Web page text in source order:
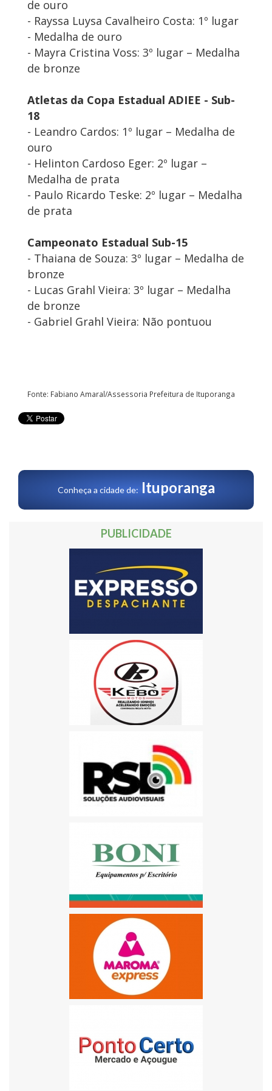
de ouro
- Rayssa Luysa Cavalheiro Costa: 1º lugar
- Medalha de ouro
- Mayra Cristina Voss: 3º lugar – Medalha
de bronze
Atletas da Copa Estadual ADIEE - Sub-
18
- Leandro Cardos: 1º lugar – Medalha de
ouro
- Helinton Cardoso Eger: 2º lugar –
Medalha de prata
- Paulo Ricardo Teske: 2º lugar – Medalha
de prata
Campeonato Estadual Sub-15
- Thaiana de Souza: 3º lugar – Medalha de
bronze
- Lucas Grahl Vieira: 3º lugar – Medalha
de bronze
- Gabriel Grahl Vieira: Não pontuou
Fonte: Fabiano Amaral/Assessoria Prefeitura de Ituporanga
Conheça a cidade de: Ituporanga
PUBLICIDADE